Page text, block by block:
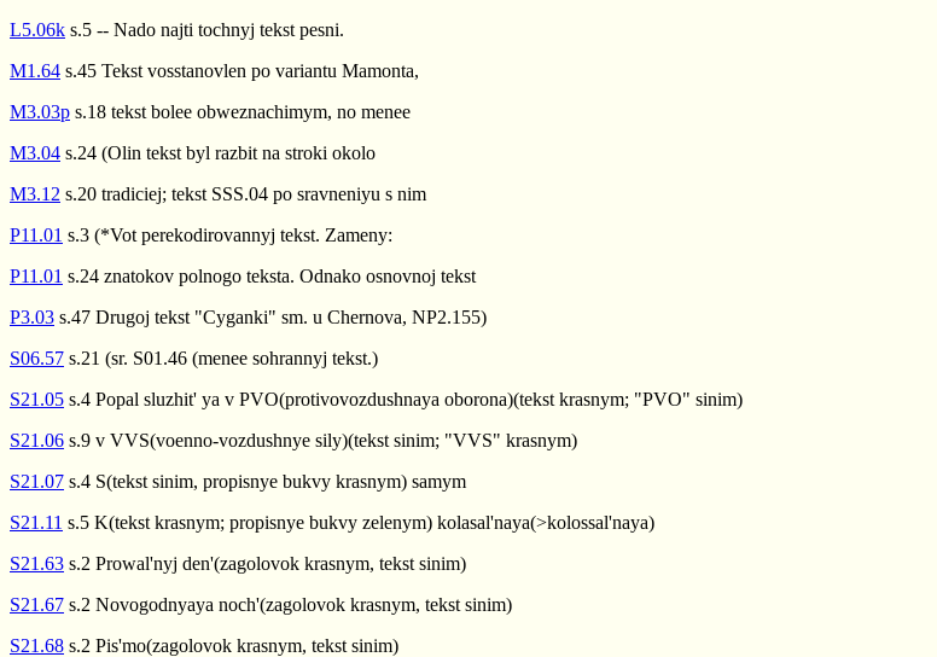
L5.06k s.5 -- Nado najti tochnyj tekst pesni.
M1.64 s.45 Tekst vosstanovlen po variantu Mamonta,
M3.03p s.18 tekst bolee obweznachimym, no menee
M3.04 s.24 (Olin tekst byl razbit na stroki okolo
M3.12 s.20 tradiciej; tekst SSS.04 po sravneniyu s nim
P11.01 s.3 (*Vot perekodirovannyj tekst. Zameny:
P11.01 s.24 znatokov polnogo teksta. Odnako osnovnoj tekst
P3.03 s.47 Drugoj tekst "Cyganki" sm. u Chernova, NP2.155)
S06.57 s.21 (sr. S01.46 (menee sohrannyj tekst.)
S21.05 s.4 Popal sluzhit' ya v PVO(protivovozdushnaya oborona)(tekst krasnym; "PVO" sinim)
S21.06 s.9 v VVS(voenno-vozdushnye sily)(tekst sinim; "VVS" krasnym)
S21.07 s.4 S(tekst sinim, propisnye bukvy krasnym) samym
S21.11 s.5 K(tekst krasnym; propisnye bukvy zelenym) kolasal'naya(>kolossal'naya)
S21.63 s.2 Prowal'nyj den'(zagolovok krasnym, tekst sinim)
S21.67 s.2 Novogodnyaya noch'(zagolovok krasnym, tekst sinim)
S21.68 s.2 Pis'mo(zagolovok krasnym, tekst sinim)